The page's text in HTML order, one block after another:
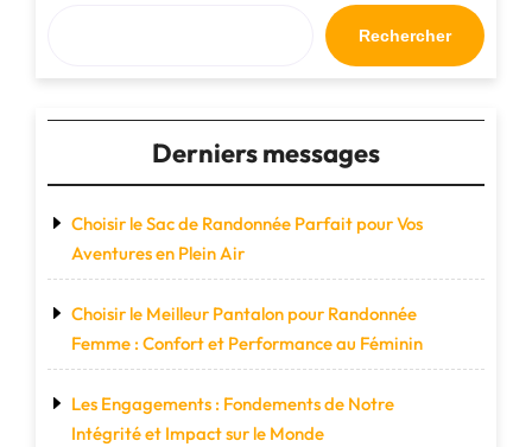
Rechercher
Derniers messages
Choisir le Sac de Randonnée Parfait pour Vos
Aventures en Plein Air
Choisir le Meilleur Pantalon pour Randonnée
Femme : Confort et Performance au Féminin
Les Engagements : Fondements de Notre
Intégrité et Impact sur le Monde